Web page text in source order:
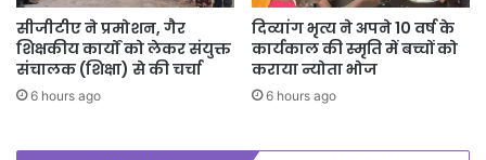
सीजीटीए ने प्रमोशन, गैर
शिक्षकीय कार्यों को लेकर संयुक्त
संचालक (शिक्षा) से की चर्चा
6 hours ago
दिव्यांग भृत्य ने अपने 10 वर्ष के
कार्यकाल की स्मृति में बच्चों को
कराया न्योता भोज
6 hours ago